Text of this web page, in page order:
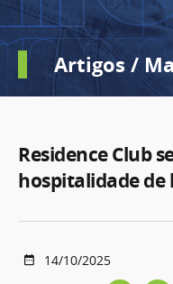
Artigos /
Residence Club
hospitalidade
14/10/2025